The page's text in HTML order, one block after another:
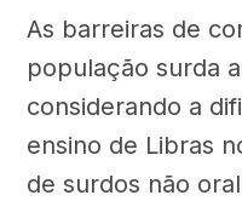
As barreiras de
população surda
considerando a
ensino de Libras
de surdos não